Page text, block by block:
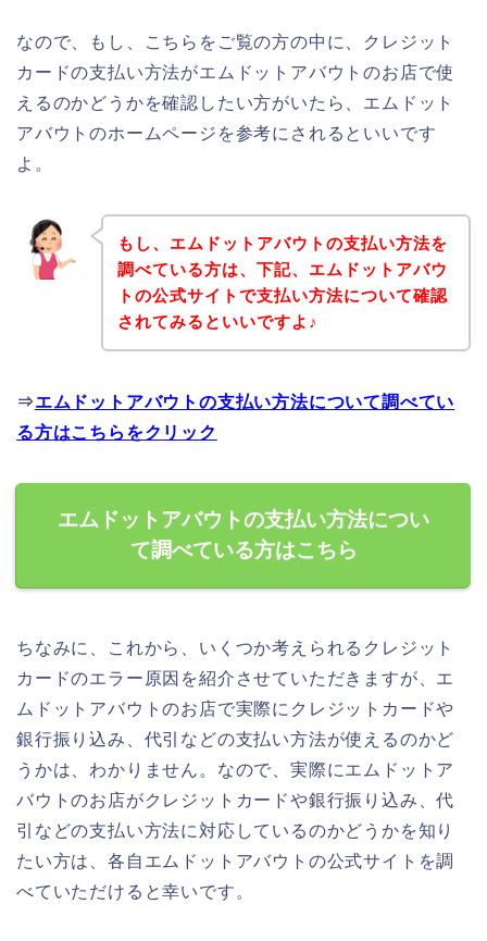
なので、もし、こちらをご覧の方の中に、クレジット
カードの支払い方法がエムドットアバウトのお店で使
えるのかどうかを確認したい方がいたら、エムドット
アバウトのホームページを参考にされるといいです
よ。
もし、エムドットアバウトの支払い方法を
調べている方は、下記、エムドットアバウ
トの公式サイトで支払い方法について確認
されてみるといいですよ♪
⇒エムドットアバウトの支払い方法について調べてい
る方はこちらをクリック
エムドットアバウトの支払い方法につい
て調べている方はこちら
ちなみに、これから、いくつか考えられるクレジット
カードのエラー原因を紹介させていただきますが、エ
ムドットアバウトのお店で実際にクレジットカードや
銀行振り込み、代引などの支払い方法が使えるのかど
うかは、わかりません。なので、実際にエムドットア
バウトのお店がクレジットカードや銀行振り込み、代
引などの支払い方法に対応しているのかどうかを知り
たい方は、各自エムドットアバウトの公式サイトを調
べていただけると幸いです。